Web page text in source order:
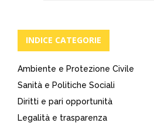
INDICE CATEGORIE
Ambiente e Protezione Civile
Sanità e Politiche Sociali
Diritti e pari opportunità
Legalità e trasparenza